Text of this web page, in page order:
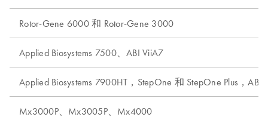
Rotor-Gene 6000 和 Rotor-Gene 3000
Applied Biosystems 7500、ABI ViiA7
Applied Biosystems 7900HT，StepOne 和 StepOne Plus，
Mx3000P、Mx3005P、Mx4000